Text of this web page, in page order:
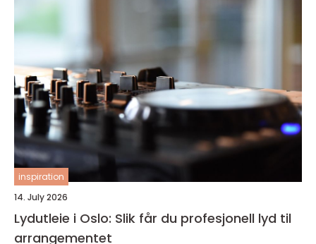
inspiration
14. July 2026
Lydutleie i Oslo: Slik får du profesjonell lyd til
arrangementet